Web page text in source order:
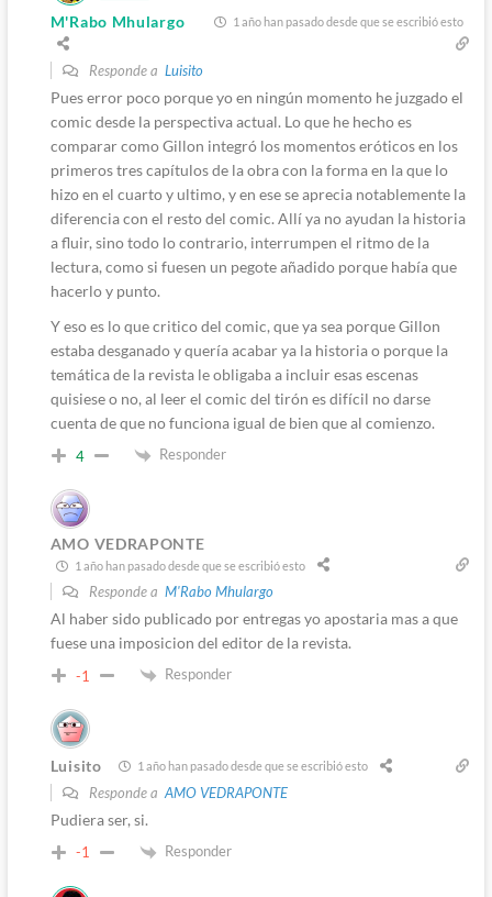
M'Rabo Mhulargo 1 año han pasado desde que se escribió esto
Responde a Luisito
Pues error poco porque yo en ningún momento he juzgado el
comic desde la perspectiva actual. Lo que he hecho es
comparar como Gillon integró los momentos eróticos en los
primeros tres capítulos de la obra con la forma en la que lo
hizo en el cuarto y ultimo, y en ese se aprecia notablemente la
diferencia con el resto del comic. Allí ya no ayudan la historia
a fluir, sino todo lo contrario, interrumpen el ritmo de la
lectura, como si fuesen un pegote añadido porque había que
hacerlo y punto.
Y eso es lo que critico del comic, que ya sea porque Gillon
estaba desganado y quería acabar ya la historia o porque la
temática de la revista le obligaba a incluir esas escenas
quisiese o no, al leer el comic del tirón es difícil no darse
cuenta de que no funciona igual de bien que al comienzo.
4 Responder
AMO VEDRAPONTE
1 año han pasado desde que se escribió esto
Responde a M'Rabo Mhulargo
Al haber sido publicado por entregas yo apostaria mas a que
fuese una imposicion del editor de la revista.
-1 Responder
Luisito 1 año han pasado desde que se escribió esto
Responde a AMO VEDRAPONTE
Pudiera ser, si.
-1 Responder